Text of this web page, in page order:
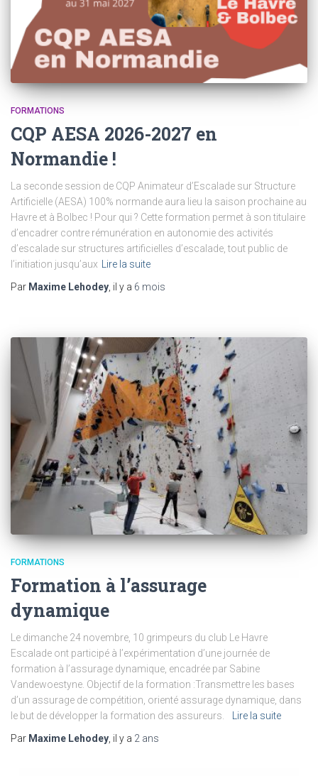
FORMATIONS
CQP AESA 2026-2027 en
Normandie !
La seconde session de CQP Animateur d’Escalade sur Structure
Artificielle (AESA) 100% normande aura lieu la saison prochaine au
Havre et à Bolbec ! Pour qui ? Cette formation permet à son titulaire
d’encadrer contre rémunération en autonomie des activités
d’escalade sur structures artificielles d’escalade, tout public de
l’initiation jusqu’aux
Lire la suite
Par Maxime Lehodey , il y a 6 mois
FORMATIONS
Formation à l’assurage
dynamique
Le dimanche 24 novembre, 10 grimpeurs du club Le Havre
Escalade ont participé à l’expérimentation d’une journée de
formation à l’assurage dynamique, encadrée par Sabine
Vandewoestyne. Objectif de la formation :Transmettre les bases
d’un assurage de compétition, orienté assurage dynamique, dans
le but de développer la formation des assureurs.
Lire la suite
Par Maxime Lehodey, il y a 2 ans